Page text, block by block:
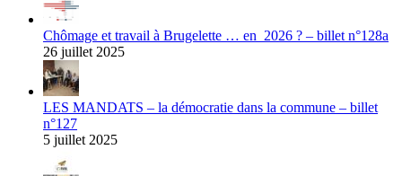
Chômage et travail à Brugelette … en 2026 ? – billet n°128a
26 juillet 2025
LES MANDATS – la démocratie dans la commune – billet
n°127
5 juillet 2025